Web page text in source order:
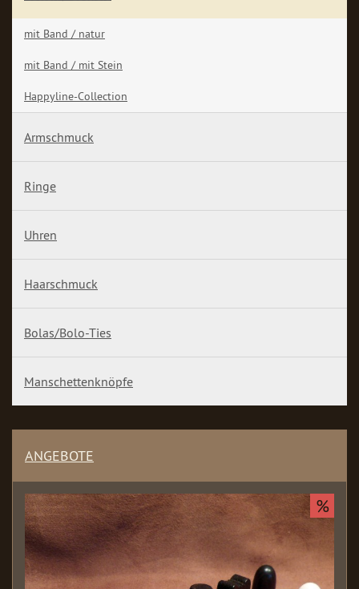
mit Band / natur
mit Band / mit Stein
Happyline-Collection
Armschmuck
Ringe
Uhren
Haarschmuck
Bolas/Bolo-Ties
Manschettenknöpfe
ANGEBOTE
%